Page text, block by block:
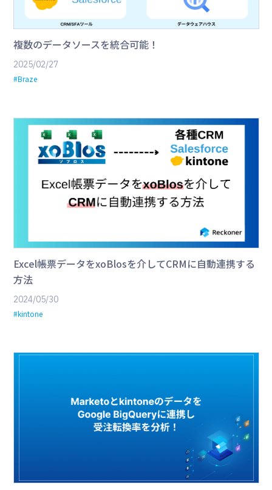
複数のデータソースを統合可能！
2025/02/27
#Braze
Excel帳票データをxoBlosを介してCRMに自動連携する
方法
2024/05/30
#kintone